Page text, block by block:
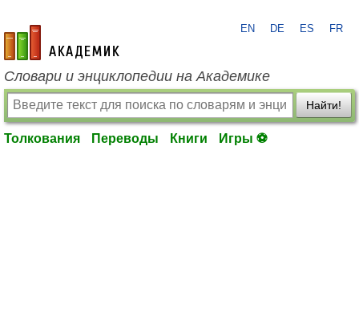
academic.ru
EN DE ES FR
Словари и энциклопедии на Академике
Найти!
Толкования Переводы Книги Игры ⚽